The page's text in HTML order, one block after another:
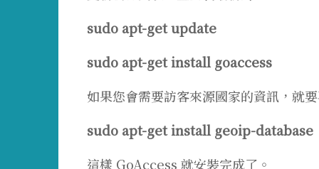
sudo apt-get update
sudo apt-get install goaccess
如果您會需要訪客來源國家的資訊，就
sudo apt-get install geoip-database
這樣 GoAccess 就安裝完成了。